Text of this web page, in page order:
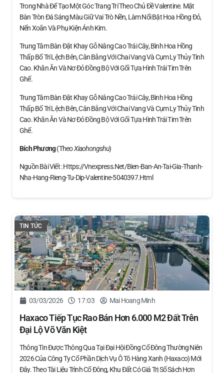
Trong Nhà Để Tạo Một Góc Trang Trí Theo Chủ Đề Valentine. Mặt
Bàn Tròn Đá Sáng Màu Giữ Vai Trò Nền, Làm Nổi Bật Hoa Hồng Đỏ,
Nến Xoắn Và Phụ Kiện Ánh Kim.
Trung Tâm Bàn Đặt Khay Gỗ Nâng Cao Trái Cây, Bình Hoa Hồng
Thấp Bố Trí Lệch Bên, Cân Bằng Với Chai Vang Và Cụm Ly Thủy Tinh
Cao. Khăn Ăn Và Nơ Đỏ Đồng Bộ Với Gối Tựa Hình Trái Tim Trên
Ghế.
Trung Tâm Bàn Đặt Khay Gỗ Nâng Cao Trái Cây, Bình Hoa Hồng
Thấp Bố Trí Lệch Bên, Cân Bằng Với Chai Vang Và Cụm Ly Thủy Tinh
Cao. Khăn Ăn Và Nơ Đỏ Đồng Bộ Với Gối Tựa Hình Trái Tim Trên
Ghế.
Bích Phương(theoXiaohongshu)
Nguồn Bài Viết : Https://vnexpress.net/bien-Ban-An-Tai-Gia-Thanh-
Nha-Hang-Rieng-Tu-Dip-Valentine-5040397.html
TIN TỨC
03/03/2026 17:03 Mai Hoang Minh
Haxaco Tiếp Tục Rao Bán Hơn 6.000 M2 Đất Trên
Đại Lộ Võ Văn Kiệt
Thông Tin Được Thông Qua Tại Đại Hội Đồng Cổ Đông Thường Niên
2026 Của Công Ty Cổ Phần Dịch Vụ Ô Tô Hàng Xanh (Haxaco) Mới
Đây. Theo Tài Liệu Trình Cổ Đông, Khu Đất Có Giá Trị Sổ Sách Hơn